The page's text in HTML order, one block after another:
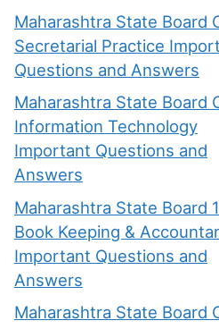
Maharashtra State Board
Secretarial Practice
Questions and Answers
Maharashtra State Board
Information Technology
Important Questions and
Answers
Maharashtra State Board
Book Keeping &
Important Questions and
Answers
Maharashtra State Board